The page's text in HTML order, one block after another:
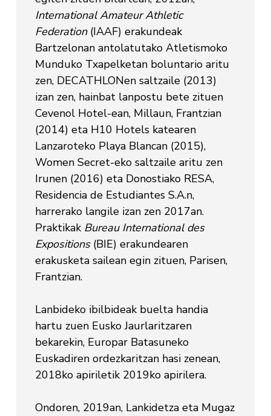
International Amateur Athletic
Federation(IAAF) erakundeak
Bartzelonan antolatutako Atletismoko
Munduko Txapelketan boluntario aritu
zen, DECATHLONen saltzaile (2013)
izan zen, hainbat lanpostu bete zituen
Cevenol Hotel-ean, Millaun, Frantzian
(2014) eta H10 Hotels katearen
Lanzaroteko Playa Blancan (2015),
Women Secret-eko saltzaile aritu zen
Irunen (2016) eta Donostiako RESA,
Residencia de Estudiantes S.A.n,
harrerako langile izan zen 2017an.
Praktikak Bureau International des
Expositions(BIE) erakundearen
erakusketa sailean egin zituen, Parisen,
Frantzian.
Lanbideko ibilbideak buelta handia
hartu zuen Eusko Jaurlaritzaren
bekarekin, Europar Batasuneko
Euskadiren ordezkaritzan hasi zenean,
2018ko apiriletik 2019ko apirilera.
Ondoren, 2019an, Lankidetza eta Mugaz